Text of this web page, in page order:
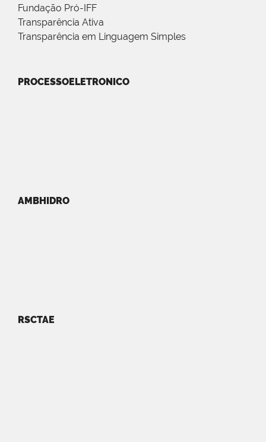
Fundação Pró-IFF
Transparência Ativa
Transparência em Linguagem Simples
PROCESSOELETRONICO
AMBHIDRO
RSCTAE